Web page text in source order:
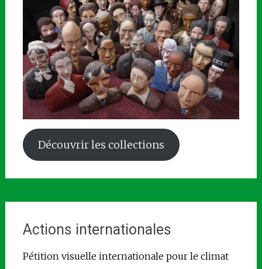
Découvrir les collections
Actions internationales
Pétition visuelle internationale pour le climat